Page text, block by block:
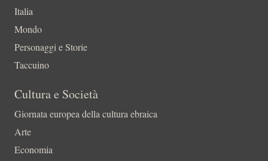
Italia
Mondo
Personaggi e Storie
Taccuino
Cultura e Società
Giornata europea della cultura ebraica
Arte
Economia